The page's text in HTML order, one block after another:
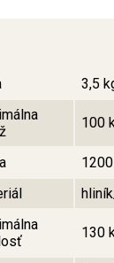
3,5
100
130